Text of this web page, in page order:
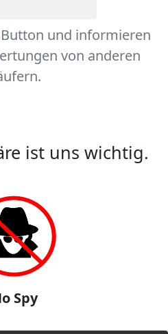
und informieren
von anderen
ist uns wichtig.
Spy